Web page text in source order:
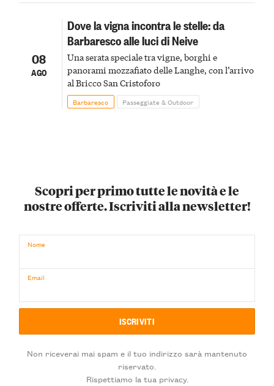
08
AGO
Dove la vigna incontra le stelle: da
Barbaresco alle luci di Neive
Una serata speciale tra vigne, borghi e
panorami mozzafiato delle Langhe, con l’arrivo
al Bricco San Cristoforo
Barbaresco Passeggiate & Outdoor
Scopri per primo tutte le novità e le
nostre offerte. Iscriviti alla newsletter!
Nome
Email
Non riceverai mai spam e il tuo indirizzo sarà mantenuto
riservato.
Rispettiamo la tua privacy.